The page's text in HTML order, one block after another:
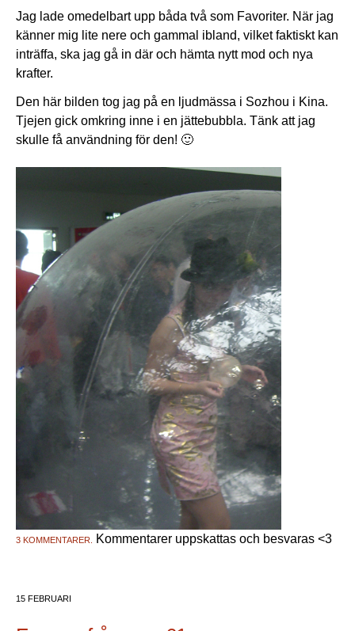
Jag lade omedelbart upp båda två som Favoriter. När jag
känner mig lite nere och gammal ibland, vilket faktiskt kan
inträffa, ska jag gå in där och hämta nytt mod och nya
krafter.
Den här bilden tog jag på en ljudmässa i Sozhou i Kina.
Tjejen gick omkring inne i en jättebubbla. Tänk att jag
skulle få användning för den! 🙂
3 KOMMENTARER. Kommentarer uppskattas och besvaras <3
15 FEBRUARI